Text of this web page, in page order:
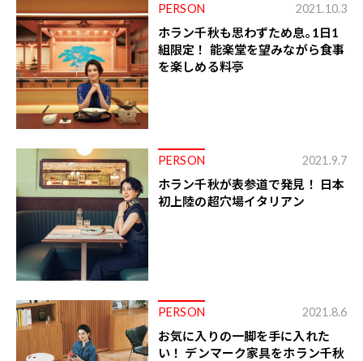
PERSON 2021.10.3
ホラン千秋も思わずため息｡1日1
組限定！ 能楽堂を望みながら食事
を楽しめる料亭
PERSON 2021.9.7
ホラン千秋が表参道で発見！ 日本
初上陸の超穴場イタリアン
PERSON 2021.8.6
お気に入りの一脚を手に入れた
い！ デンマーク家具をホラン千秋